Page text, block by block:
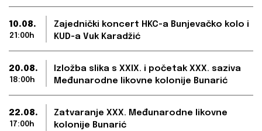
10.08.
21:00h
Zajednički koncert HKC-a Bunjevačko kolo i
KUD-a Vuk Karadžić
20.08.
18:00h
Izložba slika s XXIX. i početak XXX. saziva
Međunarodne likovne kolonije Bunarić
22.08.
17:00h
Zatvaranje XXX. Međunarodne likovne
kolonije Bunarić